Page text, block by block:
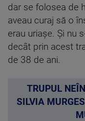
dar se folosea de
aveau curaj să o
erau uriașe. Și nu
decât prin acest
de 38 de ani.
TRUPUL
SILVIA